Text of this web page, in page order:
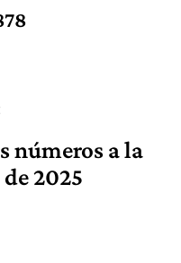
númerosa la
2025